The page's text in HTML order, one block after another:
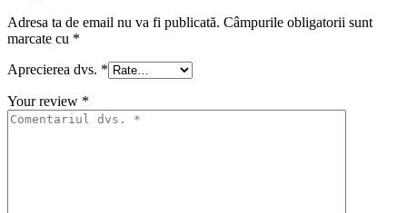
Adresa ta de email nu va fi publicată. Câmpurile obligatorii sunt
marcate cu *
Aprecierea dvs. *
Your review *